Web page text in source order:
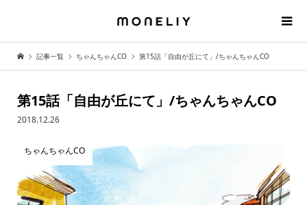
記事一覧 ちゃんちゃんCO 第15話「自由が丘にて」/ちゃんちゃんCO
第15話「自由が丘にて」/ちゃんちゃんCO
2018.12.26
ちゃんちゃんCO